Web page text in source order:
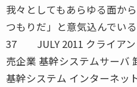
我々としてもあらゆる面か
つもりだ」と意気込んでいる
37 JULY 2011 クライアン
売企業 基幹システムサーバ
基幹システム インターネッ